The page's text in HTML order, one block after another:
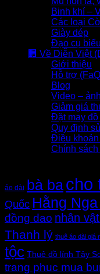
Binh khí –
Các loại Cờ
Giày dép
Đạo cụ
🏢 Về Diễn Việt
Giới thiệu
Hỗ trợ
Blog
Video –
Giảm giá
Đặt may
Quy định
Điều
Chính sách
áo dài bà bacho
Quốc Hằng
đồng dao nhân
Thanh lý thuê áo dài giá
tộc Thuê đồ lính Tây
trang phuc mua